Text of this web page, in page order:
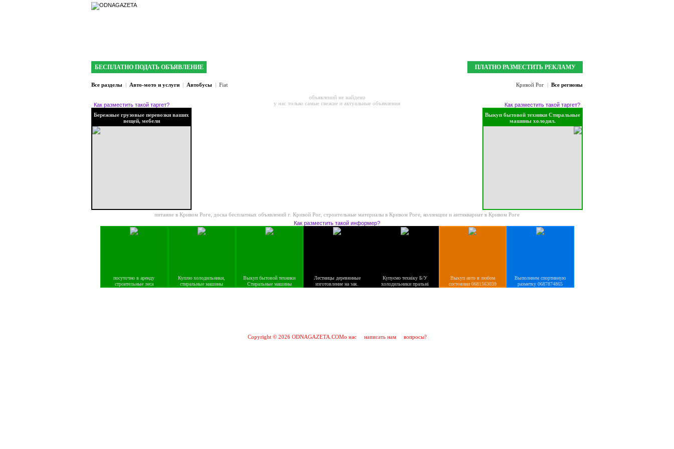
БЕСПЛАТНО ПОДАТЬ ОБЪЯВЛЕНИЕ ПЛАТНО РАЗМЕСТИТЬ РЕКЛАМУ
Все разделы | Авто-мото и услуги | Автобусы | Fiat Кривой Рог | Все регионы
Как разместить такой таргет?
Бережные грузовые перевозки ваших
вещей, мебели
объявлений не найдено
у нас только самые свежие и актуальные объявления
Как разместить такой таргет?
Выкуп бытовой техники Стиральные
машины холодил.
питание в Кривом Роге доска бесплатных объявлений г. Кривой Рог, строительные материалы в Кривом Роге коллекции и антиквариат в Кривом Роге
Как разместить такой информер?
посуточно в аренду
строительные леса
Куплю холодильники,
стиральные машины
Выкуп бытовой техники
Стиральные машины
Лестницы деревянные
изготовление на зак.
Купуємо техніку Б/У
холодильники пральні
Выкуп авто в любом
состоянии 0681563039
Выполняем спортивную
разметку 0687874865
Copyright © 2026 ODNAGAZETA.COMо нас написать нам вопросы?